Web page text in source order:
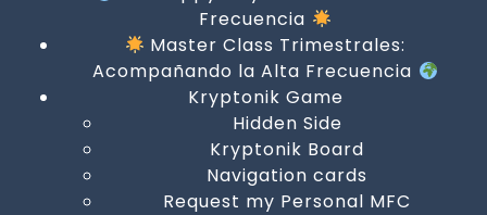
Frecuencia
Master Class Trimestrales:
Acompañando la Alta Frecuencia
Kryptonik Game
Hidden Side
Kryptonik Board
Navigation cards
Request my Personal MFC